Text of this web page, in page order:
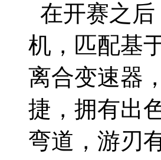
在开赛之
机，匹配基
离合变速器
捷，拥有出
弯道，游刃